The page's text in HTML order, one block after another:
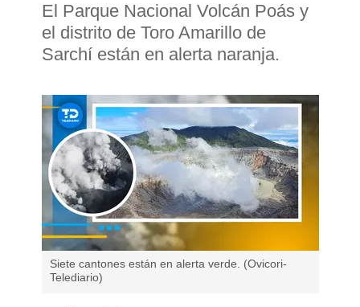
El Parque Nacional Volcán Poás y
el distrito de Toro Amarillo de
Sarchí están en alerta naranja.
Siete cantones están en alerta verde. (Ovicori-
Telediario)